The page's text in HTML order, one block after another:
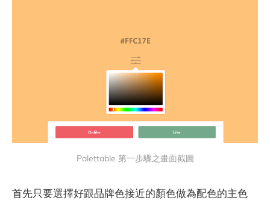
Palettable 第一步驟之畫面截圖
首先只要選擇好跟品牌色接近的顏色做為配色的主色